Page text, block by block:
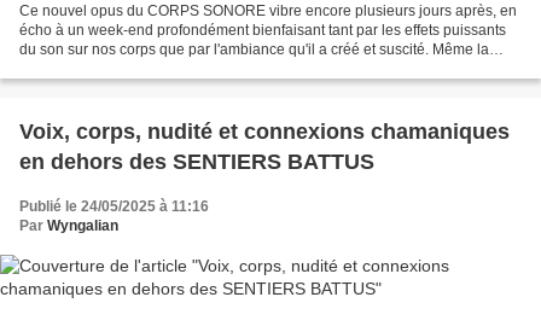
Ce nouvel opus du CORPS SONORE vibre encore plusieurs jours après, en
écho à un week-end profondément bienfaisant tant par les effets puissants
du son sur nos corps que par l'ambiance qu'il a créé et suscité. Même la
Voix, corps, nudité et connexions chamaniques
en dehors des SENTIERS BATTUS
Publié le 24/05/2025 à 11:16
Par Wyngalian